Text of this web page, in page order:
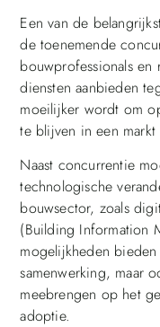
Een van de
de toenemende
bouwprofessionals
diensten aanbieden
moeilijker wordt om
te blijven in een markt
Naast concurrentie
technologische
bouwsector, zoals
(Building Information
mogelijkheden
samenwerking, maar
meebrengen op het
adoptie.